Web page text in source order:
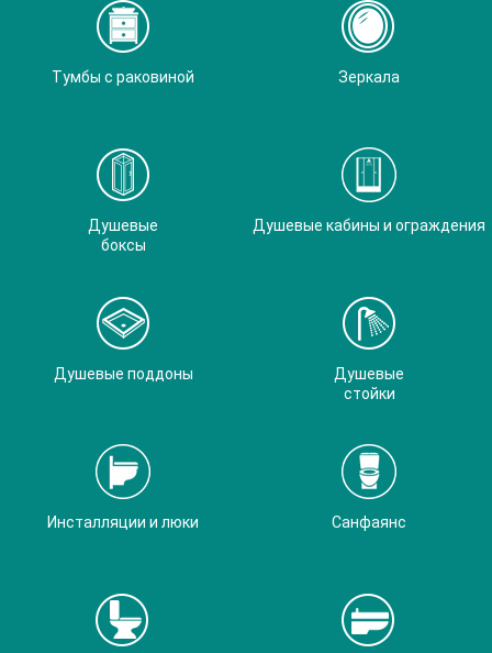
Тумбы с раковиной Зеркала
Душевые
боксы
Душевые кабины и ограждения
Душевые поддоны
Душевые
стойки
Инсталляции и люки Санфаянс